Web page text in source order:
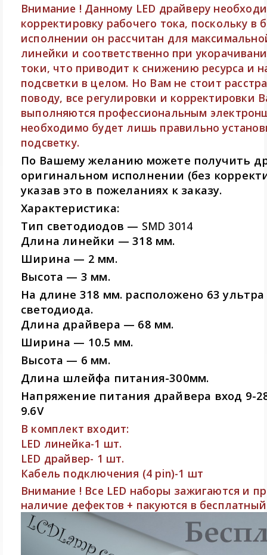
Внимание ! Данному LED драйверу
корректировку рабочего тока, поскольку в
исполнении он рассчитан для
линейки и соответственно при
токи, что приводит к снижению ресурса и
подсветки в целом. Но Вам не стоит
поводу, все регулировки и корректировки
выполняются профессиональным
необходимо будет лишь правильно
подсветку.
По Вашему желанию можете получить
оригинальном исполнении (без
указав это в пожеланиях к заказу.
Характеристика:
Тип светодиодов — SMD 3014
Длина линейки — 318 мм.
Ширина — 2 мм.
Высота — 3 мм.
На длине 318 мм. расположено 63 ультра
светодиода.
Длина драйвера — 68 мм.
Ширина — 10.5 мм.
Высота — 6 мм.
Длина шлейфа питания-300мм.
Напряжение питания драйвера вход 9-
9.6V
В комплект входит:
LED линейка-1 шт.
LED драйвер- 1 шт.
Кабель подключения (4 pin)-1 шт
Внимание ! Все LED наборы зажигаются и
наличие дефектов + пакуются в